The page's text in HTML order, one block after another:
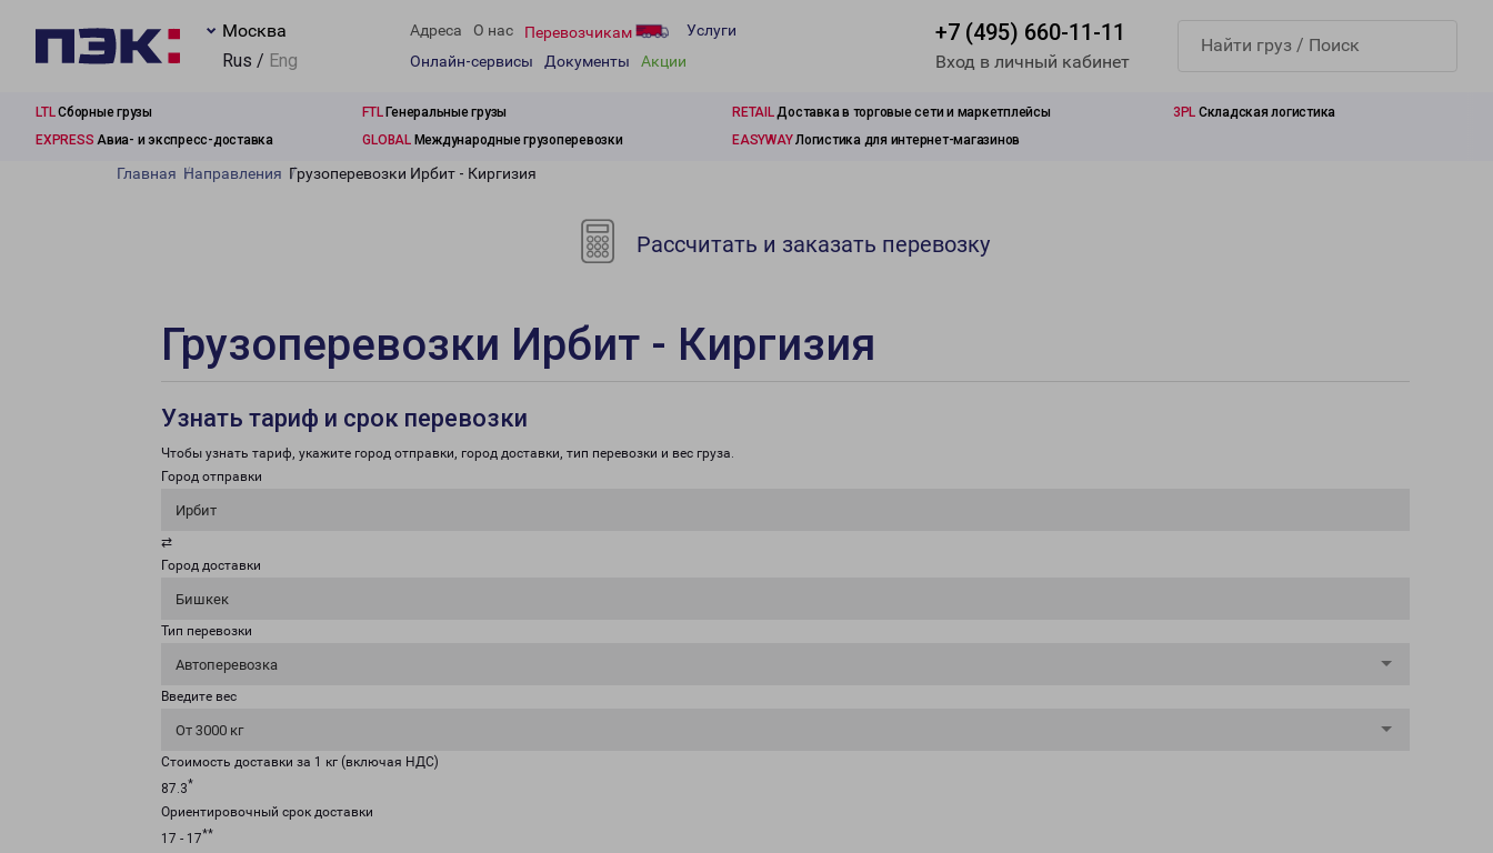
Москва
Rus / Eng
Адреса О нас Перевозчикам
Услуги
Онлайн-сервисы
Документы Акции
+7 (495) 660-11-11
Вход в личный кабинет
LTLСборные грузы FTLГенеральные грузы RETAILДоставка в торговые сети и маркетплейсы 3PL Складская логистика
EXPRESS Авиа- и экспресс-доставка GLOBALМеждународные грузоперевозки EASYWAYЛогистика для интернет-магазинов
Главная Направления Грузоперевозки Ирбит - Киргизия
Рассчитать и заказать перевозку
Грузоперевозки Ирбит - Киргизия
Узнать тариф и срок перевозки
Чтобы узнать тариф, укажите город отправки, город доставки, тип перевозки и вес груза.
Город отправки
Ирбит
⇄
Город доставки
Бишкек
Тип перевозки
Автоперевозка
Введите вес
От 3000 кг
Стоимость доставки за 1 кг (включая НДС)
87.3*
Ориентировочный срок доставки
17 - 17**